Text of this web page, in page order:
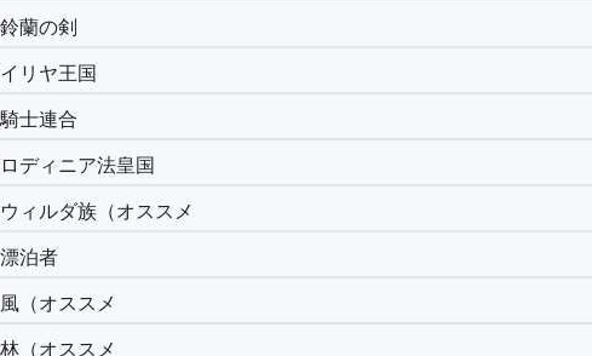
蘭の剣
リヤ王国
士連合
ディニア法皇国
ィルダ族（オススメ
泊者
（オススメ
（オススメ